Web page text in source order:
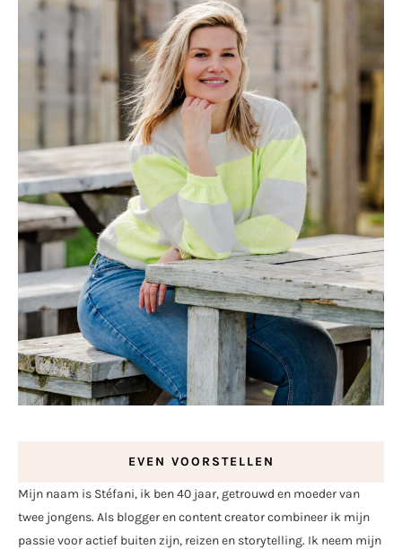
EVEN VOORSTELLEN
Mijn naam is Stéfani, ik ben 40 jaar, getrouwd en moeder van
twee jongens. Als blogger en content creator combineer ik mijn
passie voor actief buiten zijn, reizen en storytelling. Ik neem mijn